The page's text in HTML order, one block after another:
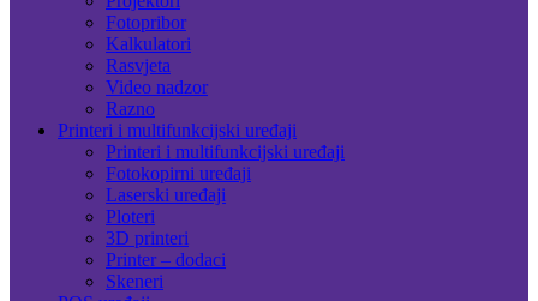
Fotopribor
Kalkulatori
Rasvjeta
Video nadzor
Razno
Printeri i multifunkcijski uređaji
Printeri i multifunkcijski uređaji
Fotokopirni uređaji
Laserski uređaji
Ploteri
3D printeri
Printer – dodaci
Skeneri